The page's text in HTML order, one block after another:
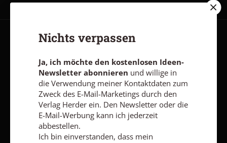
AGB und Widerrufsbelehrung Datenschutz
Impressum
Vertrag widerrufen Abo online kündigen
Nichts verpassen
Ja, ich möchte den kostenlosen Ideen-
Newsletter abonnieren und willige in
die Verwendung meiner Kontaktdaten zum
Zweck des E-Mail-Marketings durch den
Verlag Herder ein. Den Newsletter oder die
E-Mail-Werbung kann ich jederzeit
abbestellen.
Ich bin einverstanden, dass mein